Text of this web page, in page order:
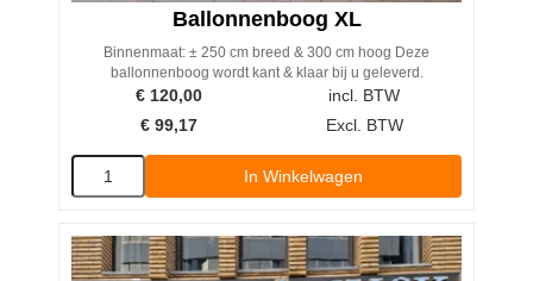
Ballonnenboog XL
Binnenmaat: ± 250 cm breed & 300 cm hoog Deze
ballonnenboog wordt kant & klaar bij u geleverd.
€ 120,00
incl. BTW
€ 99,17 Excl. BTW
In Winkelwagen